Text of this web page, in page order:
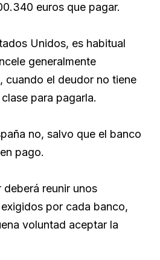
euros que pagar.
Unidos, es habitual
generalmente
cuando el deudor no tiene
para pagarla.
no, salvo que el banco
pago.
deberá reunir unos
por cada banco,
voluntad aceptar la